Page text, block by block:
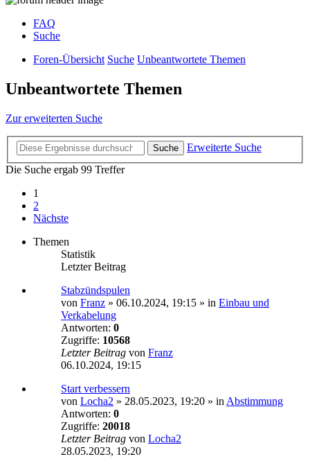
FAQ
Suche
Foren-Übersicht Suche Unbeantwortete Themen
Unbeantwortete Themen
Zur erweiterten Suche
Suche
Erweiterte Suche
Die Suche ergab 99 Treffer
1
2
Nächste
Themen
Statistik
Letzter Beitrag
Stabzündspulen
von Franz » 06.10.2024, 19:15 » in Einbau und
Verkabelung
Antworten: 0
Zugriffe: 10568
Letzter Beitrag von Franz
06.10.2024, 19:15
Start verbessern
von Locha2 » 28.05.2023, 19:20 » in Abstimmung
Antworten: 0
Zugriffe: 20018
Letzter Beitrag von Locha2
28.05.2023, 19:20